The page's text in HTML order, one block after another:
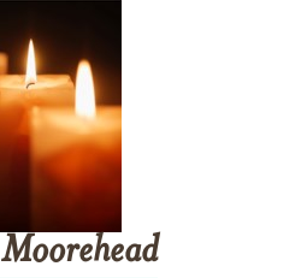
Moorehead